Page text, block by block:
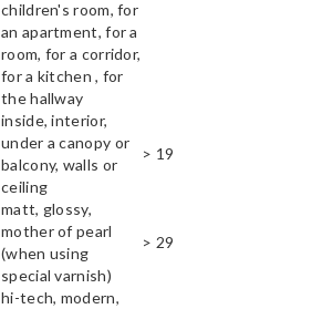
children's room, for
an apartment, for a
room, for a corridor,
for a kitchen , for
the hallway
inside, interior,
under a canopy or
balcony, walls or
ceiling
> 19
matt, glossy,
mother of pearl
(when using
special varnish)
> 29
hi-tech, modern,